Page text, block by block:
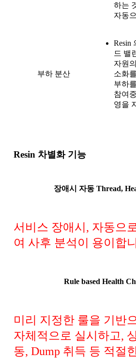
하는
자동
부하 분산
Resin
드 밸
자원
소화
부하
참여
영을
Resin 차별화 기능
장애시 자동 Thread,
서비스 장애시, 자동으
여 사후 분석이 용이합
Rule based Health
미리 지정한 룰을 기반
자체적으로 실시하고,
동, Dump 취득 등 적절